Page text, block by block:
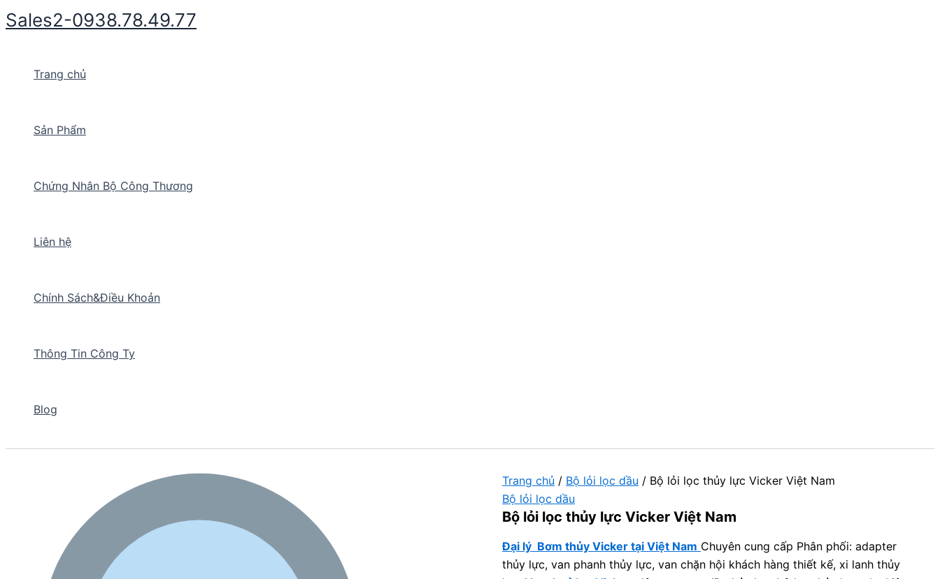
Nhảy
tới
Sales2-0938.78.49.77
Trang chủ
Sản Phẩm
Chứng Nhân Bộ Công Thương
Liên hệ
Chính Sách&Điều Khoản
Thông Tin Công Ty
Blog
Trang chủ / Bộ lỏi lọc dầu / Bộ lỏi lọc thủy lực Vicker Việt Nam
Bộ lỏi lọc dầu
Bộ lỏi lọc thủy lực Vicker Việt Nam
Đại lý Bơm thủy Vicker tại Việt Nam Chuyên cung cấp Phân phối: adapter
thủy lực, van phanh thủy lực, van chặn hội khách hàng thiết kế, xi lanh thủy